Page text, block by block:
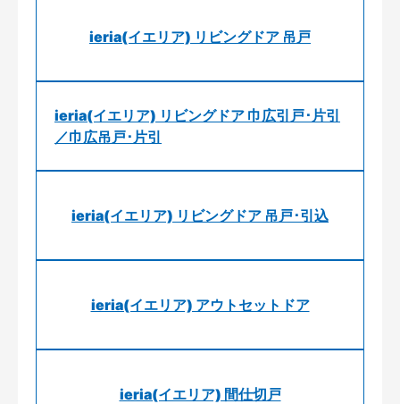
ieria(イエリア) リビングドア 吊戸
ieria(イエリア) リビングドア 巾広引戸･片引
／巾広吊戸･片引
ieria(イエリア) リビングドア 吊戸･引込
ieria(イエリア) アウトセットドア
ieria(イエリア) 間仕切戸